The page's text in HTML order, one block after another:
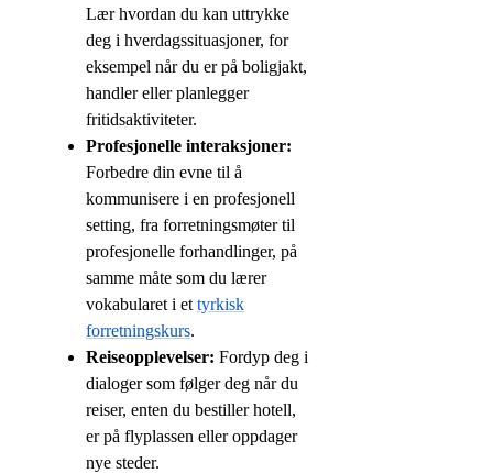
Lær hvordan du kan uttrykke
deg i hverdagssituasjoner, for
eksempel når du er på boligjakt,
handler eller planlegger
fritidsaktiviteter.
Profesjonelle interaksjoner:
Forbedre din evne til å
kommunisere i en profesjonell
setting, fra forretningsmøter til
profesjonelle forhandlinger, på
samme måte som du lærer
vokabularet i et tyrkisk
forretningskurs.
Reiseopplevelser: Fordyp deg i
dialoger som følger deg når du
reiser, enten du bestiller hotell,
er på flyplassen eller oppdager
nye steder.